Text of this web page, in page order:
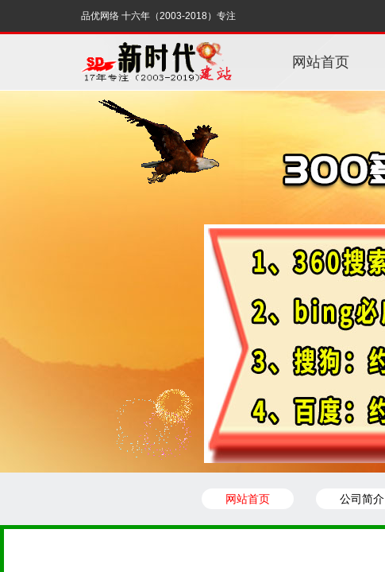
品优网络 十六年（2003-2018）专注
网站首页
网站首页 公司简介